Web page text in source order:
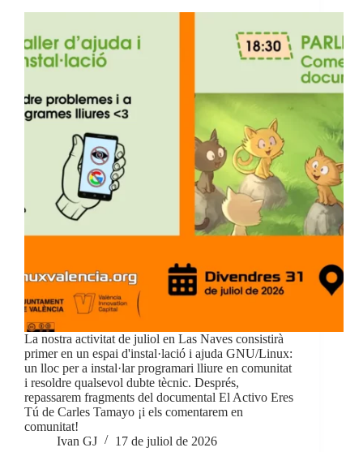
La nostra activitat de juliol en Las Naves consistirà
primer en un espai d'instal·lació i ajuda GNU/Linux:
un lloc per a instal·lar programari lliure en comunitat
i resoldre qualsevol dubte tècnic. Després,
repassarem fragments del documental El Activo Eres
Tú de Carles Tamayo ¡i els comentarem en
comunitat!
Ivan GJ
17 de juliol de 2026